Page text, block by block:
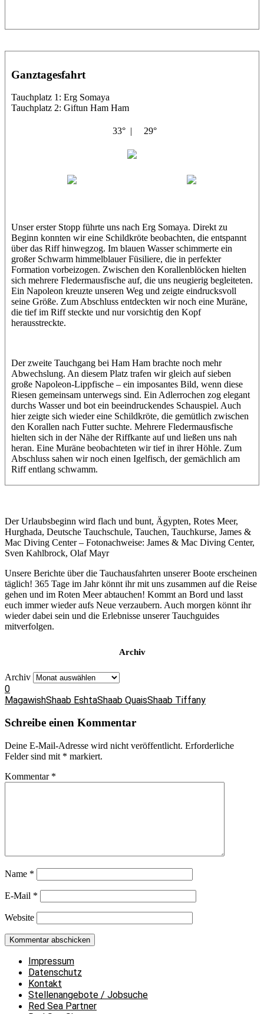
Ganztagesfahrt
Tauchplatz 1: Erg Somaya
Tauchplatz 2: Giftun Ham Ham
33° | 29°
Unser erster Stopp führte uns nach Erg Somaya. Direkt zu
Beginn konnten wir eine Schildkröte beobachten, die entspannt
über das Riff hinwegzog. Im blauen Wasser schimmerte ein
großer Schwarm himmelblauer Füsiliere, die in perfekter
Formation vorbeizogen. Zwischen den Korallenblöcken hielten
sich mehrere Fledermausfische auf, die uns neugierig begleiteten.
Ein Napoleon kreuzte unseren Weg und zeigte eindrucksvoll
seine Größe. Zum Abschluss entdeckten wir noch eine Muräne,
die tief im Riff steckte und nur vorsichtig den Kopf
herausstreckte.
Der zweite Tauchgang bei Ham Ham brachte noch mehr
Abwechslung. An diesem Platz trafen wir gleich auf sieben
große Napoleon-Lippfische – ein imposantes Bild, wenn diese
Riesen gemeinsam unterwegs sind. Ein Adlerrochen zog elegant
durchs Wasser und bot ein beeindruckendes Schauspiel. Auch
hier zeigte sich wieder eine Schildkröte, die gemütlich zwischen
den Korallen nach Futter suchte. Mehrere Fledermausfische
hielten sich in der Nähe der Riffkante auf und ließen uns nah
heran. Eine Muräne beobachteten wir tief in ihrer Höhle. Zum
Abschluss sahen wir noch einen Igelfisch, der gemächlich am
Riff entlang schwamm.
Der Urlaubsbeginn wird flach und bunt, Ägypten, Rotes Meer,
Hurghada, Deutsche Tauchschule, Tauchen, Tauchkurse, James &
Mac Diving Center – Fotonachweise: James & Mac Diving Center,
Sven Kahlbrock, Olaf Mayr
Unsere Berichte über die Tauchausfahrten unserer Boote erscheinen
täglich! 365 Tage im Jahr könnt ihr mit uns zusammen auf die Reise
gehen und im Roten Meer abtauchen! Kommt an Bord und lasst
euch immer wieder aufs Neue verzaubern. Auch morgen könnt ihr
wieder dabei sein und die Erlebnisse unserer Tauchguides
mitverfolgen.
Archiv
Archiv
0
MagawishShaab EshtaShaab QuaisShaab Tiffany
Schreibe einen Kommentar
Deine E-Mail-Adresse wird nicht veröffentlicht. Erforderliche
Felder sind mit * markiert.
Kommentar *
Name *
E-Mail *
Website
Impressum
Datenschutz
Kontakt
Stellenangebote / Jobsuche
Red Sea Partner